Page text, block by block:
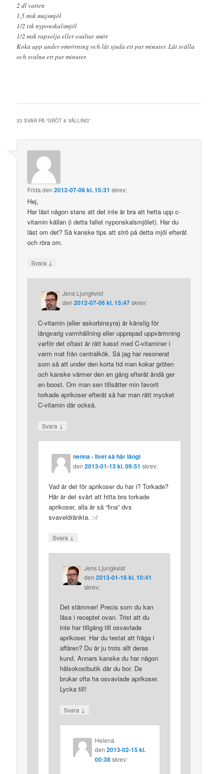
2 dl vatten
1,5 msk majsmjöl
1/2 tsk nyponskalsmjöl
1/2 msk rapsolja eller osaltat smör
Koka upp under omrörning och låt sjuda ett par minuter. Låt svälla
och svalna ett par minuter.
33 SVAR PÅ ”GRÖT & VÄLLING”
Frida den2012-07-06 kl. 15:31 skrev:
Hej,
Har läst någon stans att det inte är bra att hetta upp c-
vitamin källan (i detta fallet nyponskalsmjölet). Har du
läst om det? Så kanske tips att strö på detta mjöl efteråt
och röra om.
Svara ↓
Jens Ljungkvist
den2012-07-06 kl. 15:47skrev:
C-vitamin (eller askorbinsyra) är känslig för
långvarig varmhållning eller upprepad uppvärmning
varför det oftast är rätt kasst med C-vitaminer i
varm mat från centralkök. Så jag har resonerat
som så att under den korta tid man kokar gröten
och kanske värmer den en gång efteråt ändå ger
en boost. Om man sen tillsätter min favorit
torkade aprikoser efteråt så har man rätt mycket
C-vitamin där också.
Svara ↓
nenna - livet så här långt
den2013-01-13 kl. 09:51 skrev:
Vad är det för aprikoser du har i? Torkade?
Här är det svårt att hitta bra torkade
aprikoser, alla är så “fina” dvs
svaveldränkta. :-/
Svara ↓
Jens Ljungkvist
den 2013-01-16 kl. 10:41
skrev:
Det stämmer! Precis som du kan
läsa i receptet ovan. Trist att du
inte har tillgång till osvavlade
aprikoser. Har du testat att fråga i
affären? Du är ju trots allt deras
kund. Annars kanske du har någon
hälsokostbutik där du bor. De
brukar ofta ha osvavlade aprikoser.
Lycka till!
Svara ↓
Helena
den 2013-02-15 kl.
00:38skrev: